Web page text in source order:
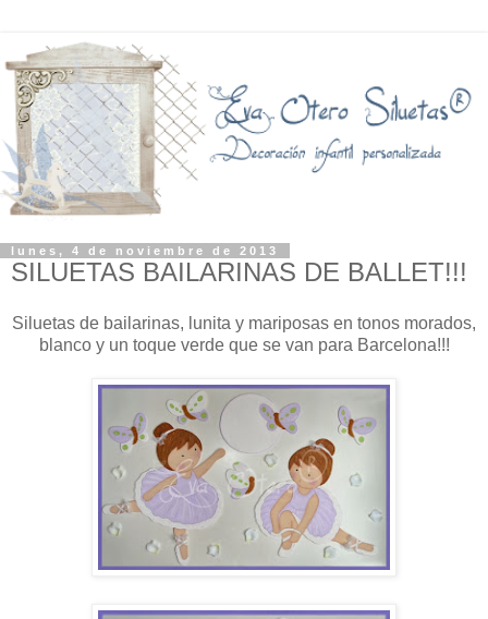
lunes, 4 de noviembre de 2013
SILUETAS BAILARINAS DE BALLET!!!
Siluetas de bailarinas, lunita y mariposas en tonos morados,
blanco y un toque verde que se van para Barcelona!!!